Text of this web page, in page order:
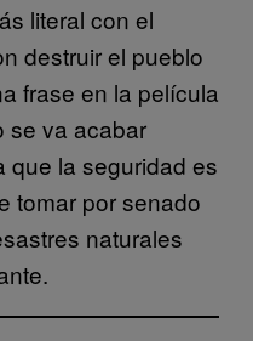
literal con el
destruir el pueblo
frase en la película
va acabar
la seguridad es
tomar por senado
naturales